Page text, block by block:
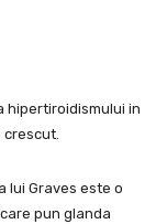
hipertiroidismului in
crescut.
lui Graves este o
pun glanda